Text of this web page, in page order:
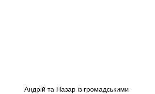
Андрій та Назар із громадськими